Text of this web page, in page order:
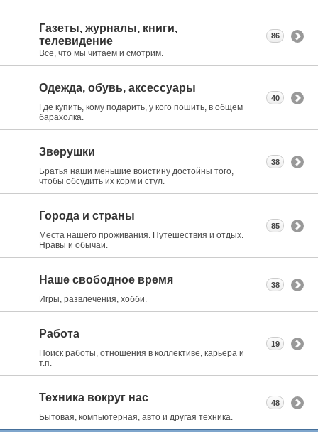
Газеты, журналы, книги,
телевидение
Все, что мы читаем и смотрим.
86
Одежда, обувь, аксессуары
Где купить, кому подарить, у кого пошить, в общем
барахолка.
40
Зверушки
Братья наши меньшие воистину достойны того,
чтобы обсудить их корм и стул.
38
Города и страны
Места нашего проживания. Путешествия и отдых.
Нравы и обычаи.
85
Наше свободное время
Игры, развлечения, хобби.
38
Работа
Поиск работы, отношения в коллективе, карьера и
т.п.
19
Техника вокруг нас
Бытовая, компьютерная, авто и другая техника.
48